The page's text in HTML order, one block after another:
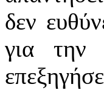
δεν
για την